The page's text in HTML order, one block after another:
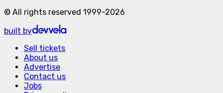
© All rights reserved 1999-2026
built by
Sell tickets
About us
Advertise
Contact us
Jobs